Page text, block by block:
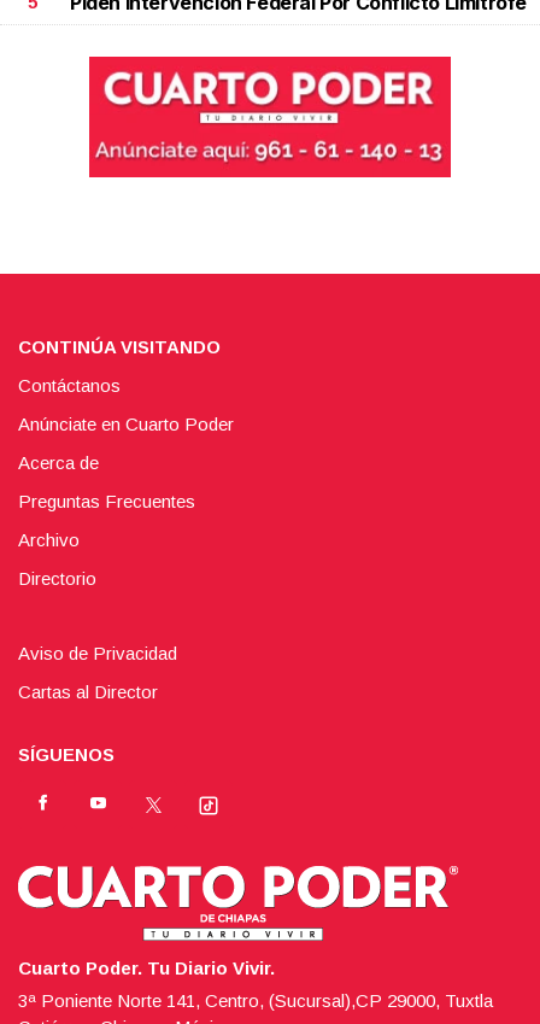
CONTINÚA VISITANDO
Contáctanos
Anúnciate en Cuarto Poder
Acerca de
Preguntas Frecuentes
Archivo
Directorio
Aviso de Privacidad
Cartas al Director
SÍGUENOS
Cuarto Poder. Tu Diario Vivir.
3ª Poniente Norte 141, Centro, (Sucursal),CP 29000, Tuxtla